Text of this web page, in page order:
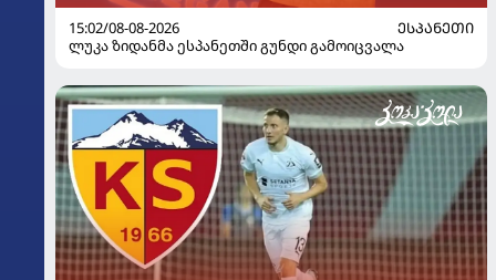
15:02/08-08-2026
ᲔᲡᲞᲐᲜᲔᲗᲘ
ლუკა ზიდანმა ესპანეთში გუნდი გამოიცვალა